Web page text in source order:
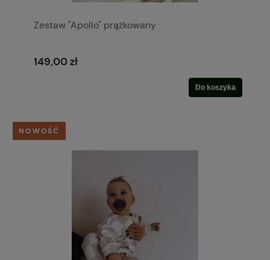
Zestaw "Apollo" prążkowany
149,00 zł
Do koszyka
NOWOŚĆ